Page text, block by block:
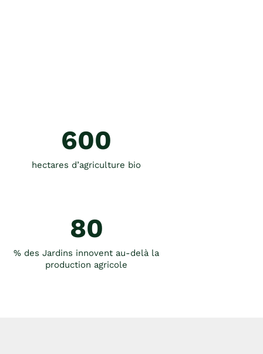
hectares d’agriculture bio
600
% des Jardins innovent au-delà la
production agricole
80